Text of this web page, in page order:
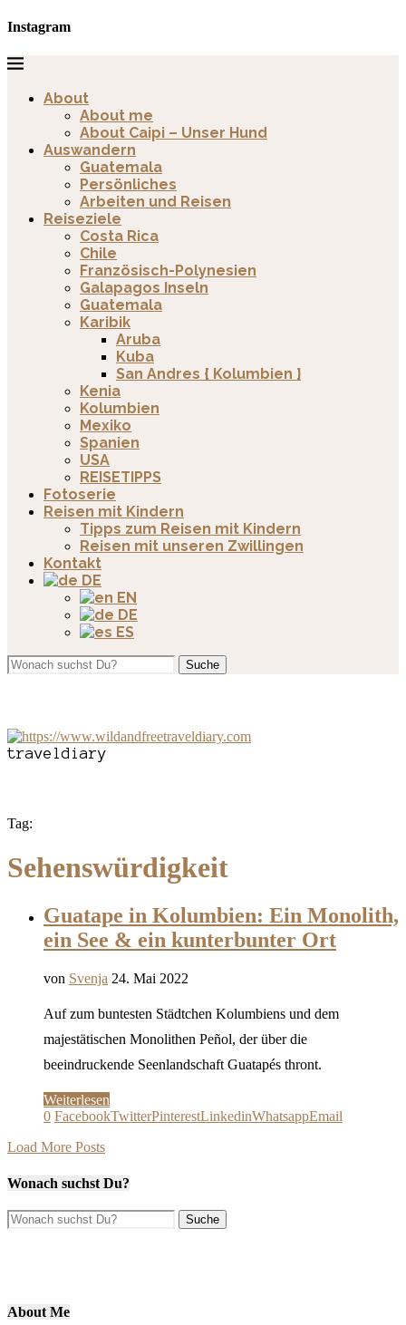
Instagram
About
About me
About Caipi – Unser Hund
Auswandern
Guatemala
Persönliches
Arbeiten und Reisen
Reiseziele
Costa Rica
Chile
Französisch-Polynesien
Galapagos Inseln
Guatemala
Karibik
Aruba
Kuba
San Andres { Kolumbien }
Kenia
Kolumbien
Mexiko
Spanien
USA
REISETIPPS
Fotoserie
Reisen mit Kindern
Tipps zum Reisen mit Kindern
Reisen mit unseren Zwillingen
Kontakt
DE
EN
DE
ES
Suche
traveldiary
Tag:
Sehenswürdigkeit
Guatape in Kolumbien: Ein Monolith,
ein See & ein kunterbunter Ort
von Svenja 24. Mai 2022
Auf zum buntesten Städtchen Kolumbiens und dem
majestätischen Monolithen Peñol, der über die
beeindruckende Seenlandschaft Guatapés thront.
Weiterlesen
0 FacebookTwitterPinterestLinkedinWhatsappEmail
Load More Posts
Wonach suchst Du?
About Me